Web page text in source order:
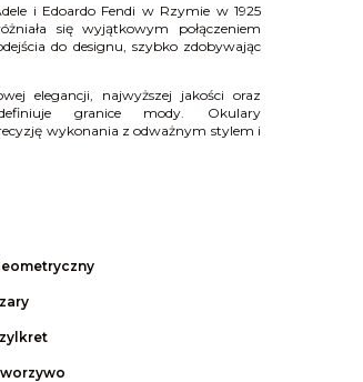
i Edoardo Fendi w Rzymie w 1925
się wyjątkowym połączeniem
do designu, szybko zdobywając
elegancji, najwyższej jakości oraz
granice mody. Okulary
wykonania z odważnym stylem i